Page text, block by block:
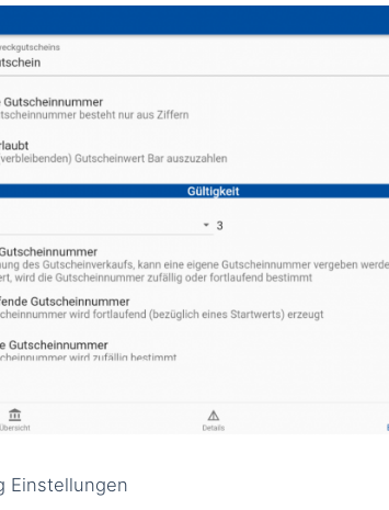
Einstellungen